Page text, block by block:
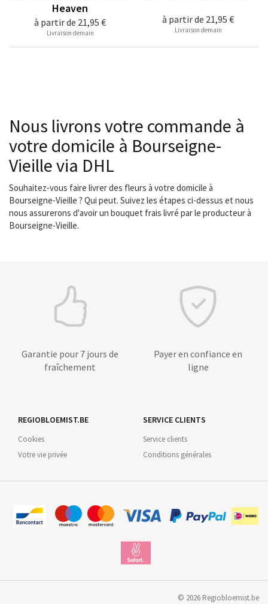
à partir de 21,95 €
Heaven
Livraison demain
à partir de 21,95 €
Livraison demain
Nous livrons votre commande à
votre domicile à Bourseigne-
Vieille via DHL
Souhaitez-vous faire livrer des fleurs à votre domicile à
Bourseigne-Vieille ? Qui peut. Suivez les étapes ci-dessus et nous
nous assurerons d'avoir un bouquet frais livré par le producteur à
Bourseigne-Vieille.
Garantie pour 7 jours de
fraîchement
Payer en confiance en
ligne
REGIOBLOEMIST.BE
Cookies
Votre vie privée
SERVICE CLIENTS
Service clients
Conditions générales
© 2026 Regiobloemist.be